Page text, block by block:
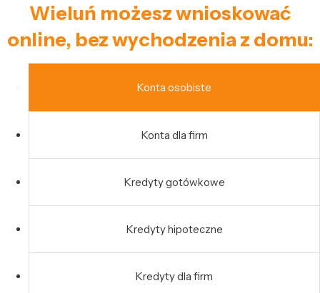
Wieluń możesz wnioskować
online, bez wychodzenia z domu:
Konta osobiste
Konta dla firm
Kredyty gotówkowe
Kredyty hipoteczne
Kredyty dla firm